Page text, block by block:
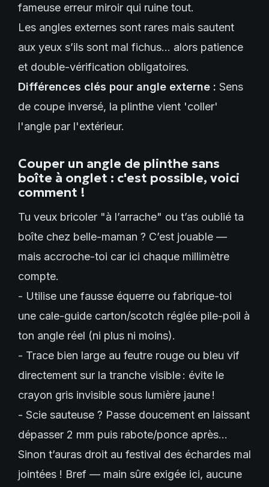
fameuse erreur miroir qui ruine tout.
Les angles externes sont rares mais sautent
aux yeux s’ils sont mal fichus… alors patience
et double-vérification obligatoires.
Différences clés pour angle externe : Sens
de coupe inversé, la plinthe vient 'coller'
l'angle par l'extérieur.
Couper un angle de plinthe sans
boîte à onglet : c'est possible, voici
comment !
Tu veux bricoler "à l’arrache" ou t’as oublié ta
boîte chez belle-maman ? C’est jouable —
mais accroche-toi car ici chaque millimètre
compte.
- Utilise une fausse équerre ou fabrique-toi
une cale-guide carton/scotch réglée pile-poil à
ton angle réel (ni plus ni moins).
- Trace bien large au feutre rouge ou bleu vif
directement sur la tranche visible : évite le
crayon gris invisible sous lumière jaune !
- Scie sauteuse ? Passe doucement en laissant
dépasser 2 mm puis rabote/ponce après…
Sinon t’auras droit au festival des échardes mal
jointées ! Bref — main sûre exigée ici, aucune